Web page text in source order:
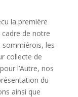
la première
de notre
sommiérois, les
collecte de
l’Autre, nos
du
ainsi que